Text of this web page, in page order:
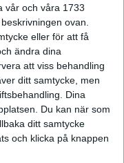
vår och våra 1733
ovan.
eller för att få
ändra dina
att viss behandling
ditt samtycke, men
Dina
Du kan när som
ditt samtycke
och klicka på knappen